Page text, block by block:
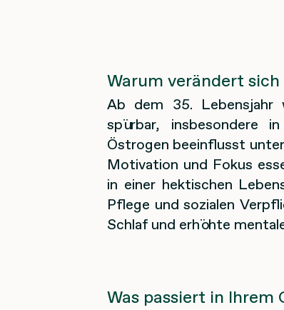
Warum verändert
Ab dem 35. Lebensjahr
spürbar, insbesondere
Östrogen beeinflusst
Motivation und Fokus
in einer hektischen
Pflege und sozialen
Schlaf und erhöhte
Was passiert in Ihrem